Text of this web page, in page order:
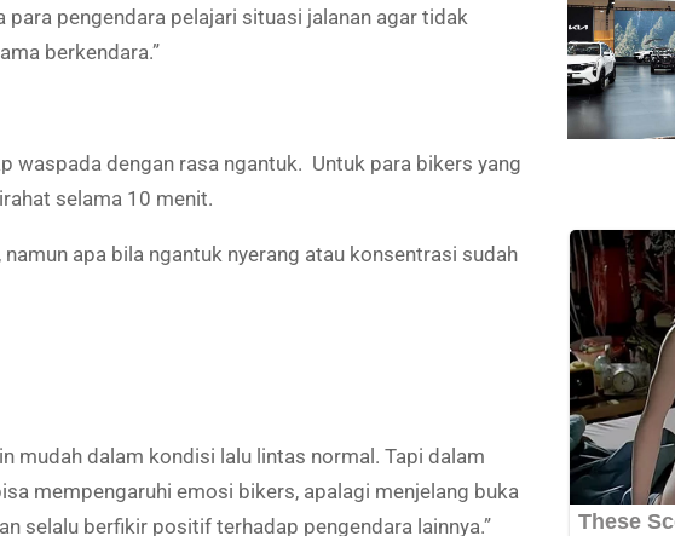
para pengendara pelajari situasi jalanan agar tidak
berkendara.”
waspada dengan rasa ngantuk. Untuk para bikers yang
selama 10 menit.
apa bila ngantuk nyerang atau konsentrasi sudah
mudah dalam kondisi lalu lintas normal. Tapi dalam
mempengaruhi emosi bikers, apalagi menjelang buka
selalu berfikir positif terhadap pengendara lainnya.”